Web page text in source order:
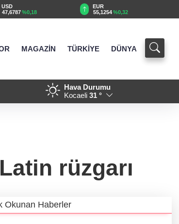
EUR
55,1254 %0,32
GBP
64,3468 %0,38
MAGAZİN TÜRKİYE DÜNYA
18:37 - Denizli'de 160 milyon
Hava Durumu
Kocaeli 31 °
rüzgarı
Okunan Haberler